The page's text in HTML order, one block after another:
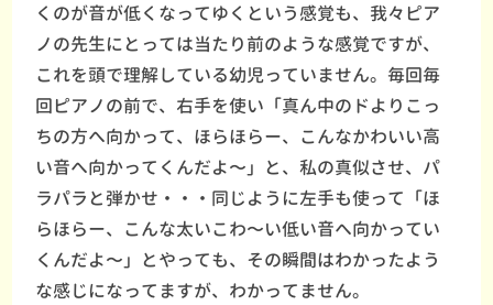
くのが音が低くなってゆくという感覚も、我々ピア
ノの先生にとっては当たり前のような感覚ですが、
これを頭で理解している幼児っていません。毎回毎
回ピアノの前で、右手を使い「真ん中のドよりこっ
ちの方へ向かって、ほらほらー、こんなかわいい高
い音へ向かってくんだよ〜」と、私の真似させ、パ
ラパラと弾かせ・・・同じように左手も使って「ほ
らほらー、こんな太いこわ〜い低い音へ向かってい
くんだよ〜」とやっても、その瞬間はわかったよう
な感じになってますが、わかってません。